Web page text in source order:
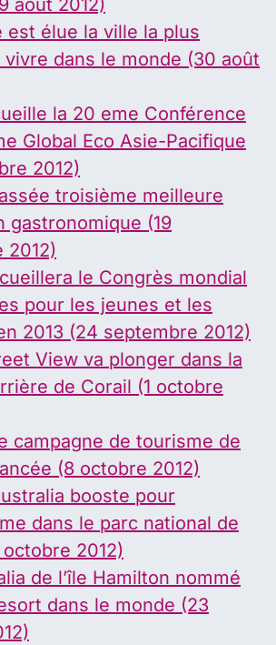
août 2012)
est élue la ville la plus
vivre dans le monde (30 août
la 20 eme Conférence
Global Eco Asie-Pacifique
2012)
troisième meilleure
gastronomique (19
2012)
le Congrès mondial
pour les jeunes et les
2013 (24 septembre 2012)
View va plonger dans la
de Corail (1 octobre
campagne de tourisme de
(8 octobre 2012)
booste pour
dans le parc national de
octobre 2012)
de l’île Hamilton nommé
dans le monde (23